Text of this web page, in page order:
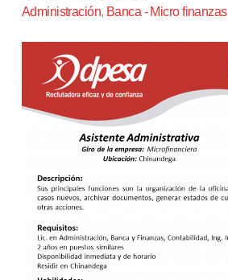
Administración, Banca - Micro finanzas